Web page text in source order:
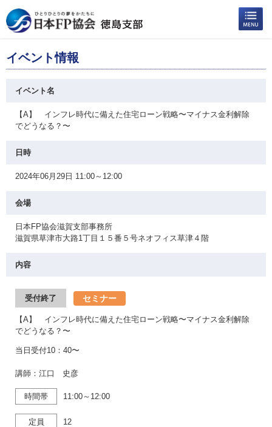
イベント情報
イベント名
【A】 インフレ時代に備えた住宅ローン戦略〜マイナス金利解除
でどうなる？〜
日時
2024年06月29日 11:00～12:00
会場
日本FP協会滋賀支部事務所
滋賀県草津市大路1丁目１５番５号ネオフィス草津４階
内容
受付終了 セミナー
【A】 インフレ時代に備えた住宅ローン戦略〜マイナス金利解除
でどうなる？〜
当日受付10：40〜
講師：江口 史彦
時間帯 11:00～12:00
定員 12